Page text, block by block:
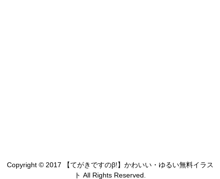
Copyright © 2017 【てがきですのβ!】かわいい・ゆるい無料イラス
ト All Rights Reserved.